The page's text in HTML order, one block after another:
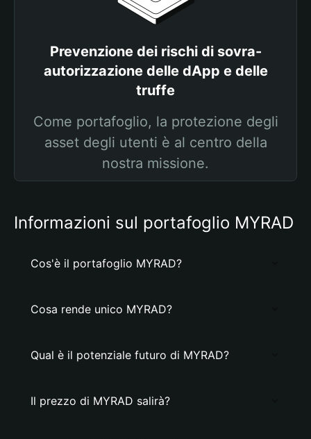
Prevenzione dei rischi di sovra-
autorizzazione delle dApp e delle
truffe
Come portafoglio, la protezione degli
asset degli utenti è al centro della
nostra missione.
Informazioni sul portafoglio MYRAD
Cos'è il portafoglio MYRAD?
Cosa rende unico MYRAD?
Qual è il potenziale futuro di MYRAD?
Il prezzo di MYRAD salirà?